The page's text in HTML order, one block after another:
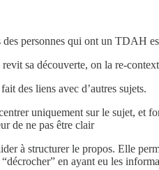
des personnes qui ont un TDAH
revit sa découverte, on la re-
des liens avec d’autres sujets.
uniquement sur le sujet, et
de ne pas être clair
à structurer le propos. Elle
en ayant eu les